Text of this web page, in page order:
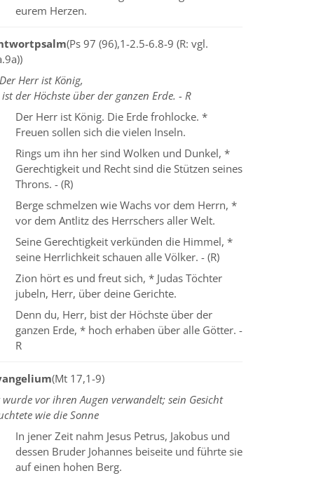
eurem Herzen.
(Ps 97 (96),1-2.5-6.8-9 (R: vgl.
Herr ist König,
der Höchste über der ganzen Erde. - R
Der Herr ist König. Die Erde frohlocke. *
Freuen sollen sich die vielen Inseln.
Rings um ihn her sind Wolken und Dunkel, *
Gerechtigkeit und Recht sind die Stützen seines
Throns. - (R)
Berge schmelzen wie Wachs vor dem Herrn, *
vor dem Antlitz des Herrschers aller Welt.
Seine Gerechtigkeit verkünden die Himmel, *
seine Herrlichkeit schauen alle Völker. - (R)
Zion hört es und freut sich, * Judas Töchter
jubeln, Herr, über deine Gerichte.
Denn du, Herr, bist der Höchste über der
ganzen Erde, * hoch erhaben über alle Götter. -
R
(Mt 17,1-9)
wurde vor ihren Augen verwandelt; sein Gesicht
wie die Sonne
In jener Zeit nahm Jesus Petrus, Jakobus und
dessen Bruder Johannes beiseite und führte sie
auf einen hohen Berg.